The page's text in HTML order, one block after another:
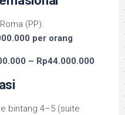
(PP):
per orang
– Rp44.000.000
bintang 4–5 (suite